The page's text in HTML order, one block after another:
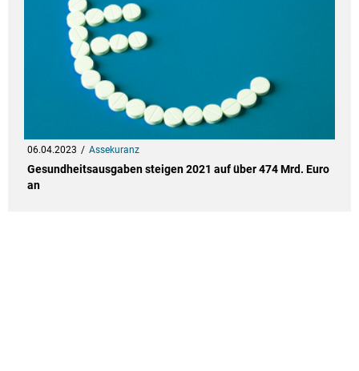
06.04.2023 Assekuranz
Gesundheitsausgaben steigen 2021 auf über 474 Mrd. Euro
an